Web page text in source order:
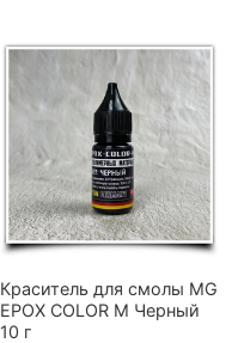
Краситель для смолы MG
EPOX COLOR M Черный
10 г